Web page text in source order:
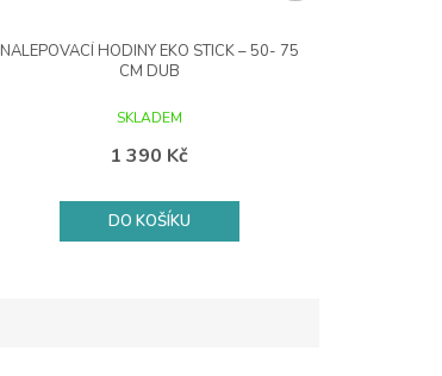
NALEPOVACÍ HODINY EKO STICK – 50- 75
CM DUB
SKLADEM
1 390 Kč
DO KOŠÍKU